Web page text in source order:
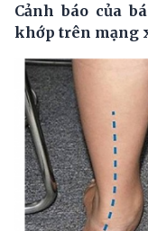
Cảnh báo của
khớp trên mạng